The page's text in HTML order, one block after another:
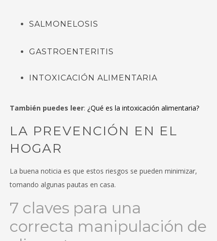
SALMONELOSIS
GASTROENTERITIS
INTOXICACIÓN ALIMENTARIA
También puedes leer: ¿Qué es la intoxicación alimentaria?
LA PREVENCIÓN EN EL
HOGAR
La buena noticia es que estos riesgos se pueden minimizar,
tomando algunas pautas en casa.
7 claves para una
correcta manipulación de